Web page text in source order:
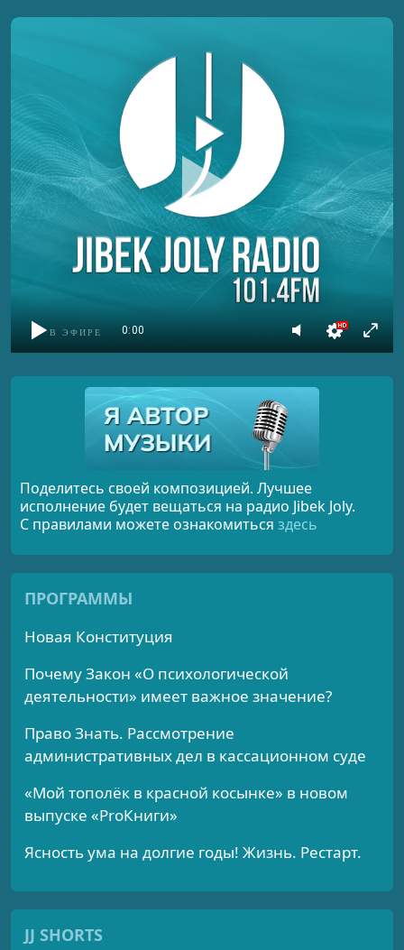
Поделитесь своей композицией. Лучшее
исполнение будет вещаться на радио Jibek Joly.
С правилами можете ознакомиться здесь
ПРОГРАММЫ
Новая Конституция
Почему Закон «О психологической
деятельности» имеет важное значение?
Право Знать. Рассмотрение
административных дел в кассационном суде
«Мой тополёк в красной косынке» в новом
выпуске «ProКниги»
Ясность ума на долгие годы! Жизнь. Рестарт.
JJ SHORTS